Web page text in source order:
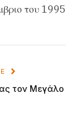
του 1995
τον Mεγάλο